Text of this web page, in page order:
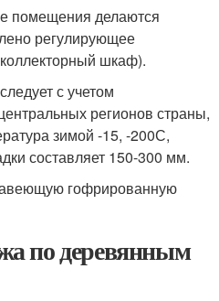
помещения делаются
регулирующее
шкаф).
с учетом
регионов страны,
зимой -15, -200С,
составляет 150-300 мм.
гофрированную
по деревянным